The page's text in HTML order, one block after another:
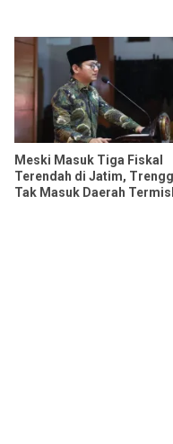
Meski Masuk Tiga Fiskal
Terendah di Jatim,
Tak Masuk Daerah